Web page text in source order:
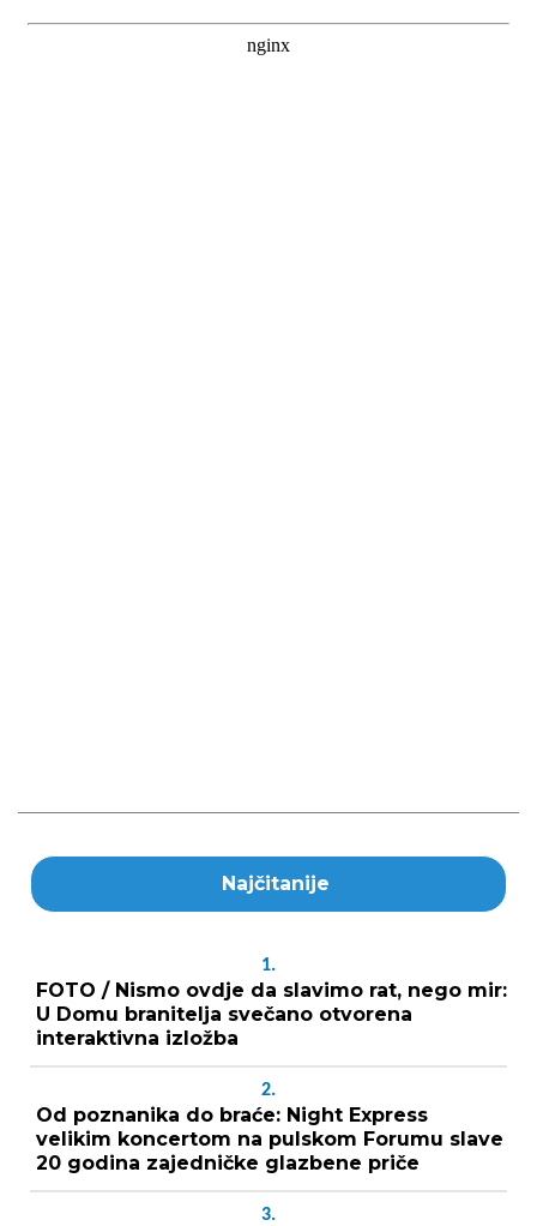
Najčitanije
1.
FOTO / Nismo ovdje da slavimo rat, nego mir:
U Domu branitelja svečano otvorena
interaktivna izložba
2.
Od poznanika do braće: Night Express
velikim koncertom na pulskom Forumu slave
20 godina zajedničke glazbene priče
3.